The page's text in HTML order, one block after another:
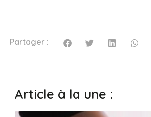
Partager :
Article à la une :